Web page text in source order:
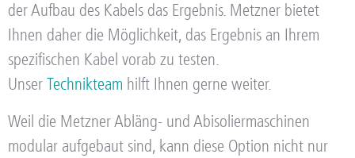
der Aufbau des Kabels das Ergebnis. Metzner bietet
Ihnen daher die Möglichkeit, das Ergebnis an Ihrem
spezifischen Kabel vorab zu testen.
Unser Technikteam hilft Ihnen gerne weiter.
Weil die Metzner Abläng- und Abisoliermaschinen
modular aufgebaut sind, kann diese Option nicht nur